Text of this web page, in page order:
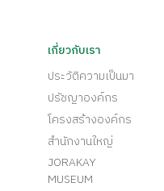
เกี่ยวกับเรา
ประวัติความเป็นมา
ปรัชญาองค์กร
โครงสร้างองค์กร
สำนักงานใหญ่
JORAKAY
MUSEUM